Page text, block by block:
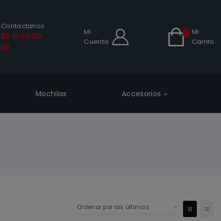
Contactanos
55 10 53 80
68
Mi
Cuenta
0
Mi
Carrito
Mochilas Accesorios